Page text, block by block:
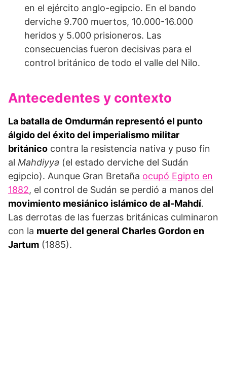
en el ejército anglo-egipcio. En el bando
derviche 9.700 muertos, 10.000-16.000
heridos y 5.000 prisioneros. Las
consecuencias fueron decisivas para el
control británico de todo el valle del Nilo.
Antecedentes y contexto
La batalla de Omdurmán representó el punto
álgido del éxito del imperia­lismo militar
británico con­tra la resistencia nativa y puso fin
al Mahdiyya (el estado derviche del Sudán
egipcio). Aunque Gran Bretaña ocupó Egipto en
1882, el control de Sudán se perdió a manos del
movimiento mesiánico islámico de al-Mahdí.
Las derro­tas de las fuerzas británicas culmi­naron
con la muerte del general Charles Gordon en
Jartum (1885).